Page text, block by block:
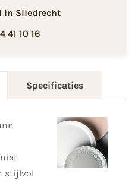
in Sliedrecht
41 10 16
Specificaties
stijlvol